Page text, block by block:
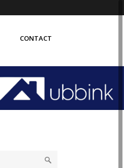
CONTACT